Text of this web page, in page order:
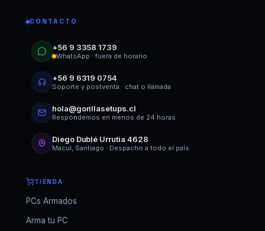
CONTACTO
+56 9 3358 1739
WhatsApp · fuera de horario
+56 9 6319 0754
Soporte y postventa · chat o llamada
hola@gorillasetups.cl
Respondemos en menos de 24 horas
Diego Dublé Urrutia 4628
Macul, Santiago · Despacho a todo el país
TIENDA
PCs Armados
Arma tu PC